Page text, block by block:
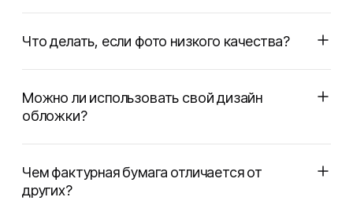
Что делать, если фото низкого качества?
Можно ли использовать свой дизайн
обложки?
Чем фактурная бумага отличается от
других?